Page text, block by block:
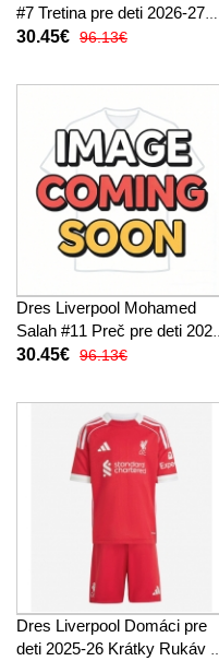
#7 Tretina pre deti 2026-27
Krátky Rukáv (+ trenírky)
30.45€ 96.13€
Dres Liverpool Mohamed
Salah #11 Preč pre deti 2026-
27 Krátky Rukáv (+ trenírky)
30.45€ 96.13€
Dres Liverpool Domáci pre
deti 2025-26 Krátky Rukáv (+